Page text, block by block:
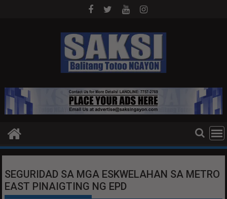
SEGURIDAD SA MGA ESKWELAHAN SA METRO
EAST PINAIGTING NG EPD